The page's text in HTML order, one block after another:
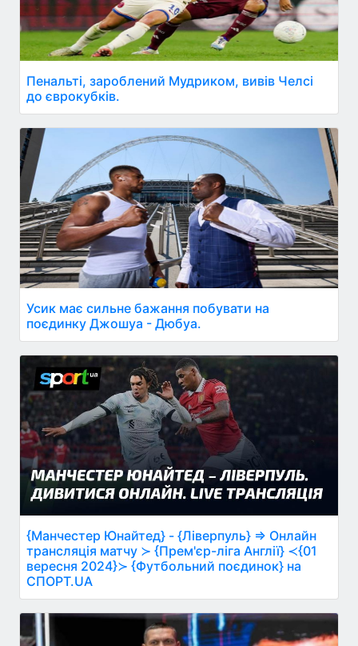
Пенальті, зароблений Мудриком, вивів Челсі
до єврокубків.
Усик має сильне бажання побувати на
поєдинку Джошуа - Дюбуа.
{Манчестер Юнайтед} - {Ліверпуль} ⇒ Онлайн
трансляція матчу ≻ {Прем'єр-ліга Англії} ≺{01
вересня 2024}≻ {Футбольний поєдинок} на
СПОРТ.UA